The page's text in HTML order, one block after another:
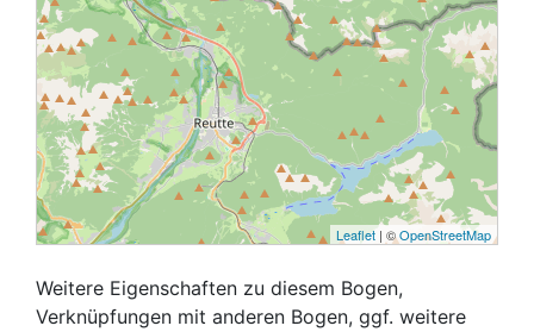
Leaflet | ©OpenStreetMap
Weitere Eigenschaften zu diesem Bogen,
Verknüpfungen mit anderen Bogen, ggf. weitere